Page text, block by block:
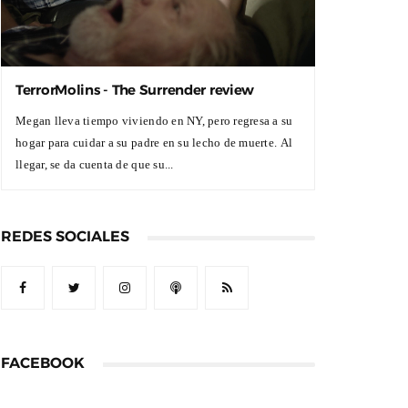
TerrorMolins - The Surrender review
Megan lleva tiempo viviendo en NY, pero regresa a su
hogar para cuidar a su padre en su lecho de muerte. Al
llegar, se da cuenta de que su...
REDES SOCIALES
FACEBOOK